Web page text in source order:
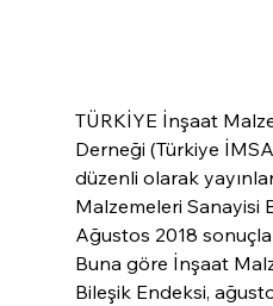
TÜRKİYE İnşaat
Derneği (Türkiye
düzenli olarak
Malzemeleri Sanayisi
Ağustos 2018
Buna göre İnşaat
Bileşik Endeksi,